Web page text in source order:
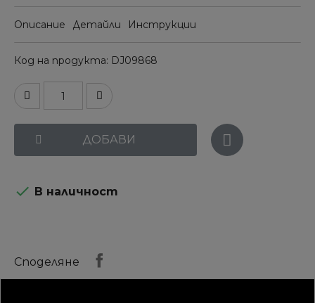
Описание Детайли Инструкции
Код на продукта DJ09868
ДОБАВИ
 В наличност
Споделяне